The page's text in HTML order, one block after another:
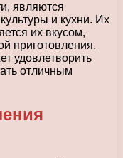
являются
и кухни. Их
их вкусом,
приготовления.
удовлетворить
отличным